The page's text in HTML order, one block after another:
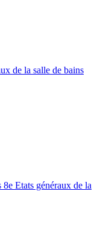
de la salle de bains
8e Etats généraux de la